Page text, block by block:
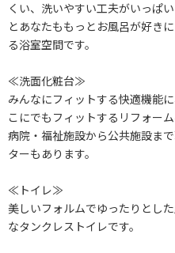
くい、洗いやすい工夫がいっぱ
とあなたももっとお風呂が好き
る浴室空間です。
≪洗面化粧台≫
みんなにフィットする快適機能
こにでもフィットするリフォーム
病院・福祉施設から公共施設ま
ターもあります。
≪トイレ≫
美しいフォルムでゆったりとし
なタンクレストイレです。